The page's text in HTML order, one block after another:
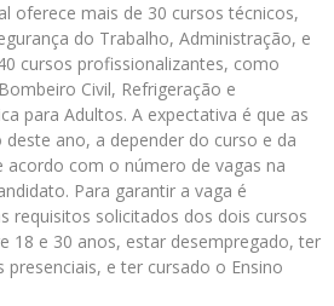
oferece mais de 30 cursos técnicos,
do Trabalho, Administração, e
cursos profissionalizantes, como
Civil, Refrigeração e
para Adultos. A expectativa é que as
ano, a depender do curso e da
com o número de vagas na
Para garantir a vaga é
requisitos solicitados dos dois cursos
18 e 30 anos, estar desempregado, ter
presenciais, e ter cursado o Ensino